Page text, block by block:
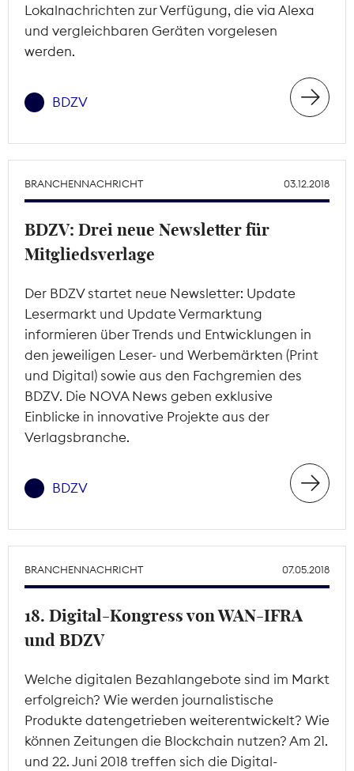
Lokalnachrichten zur Verfügung, die via Alexa
und vergleichbaren Geräten vorgelesen
werden.
BDZV
BRANCHENNACHRICHT 03.12.2018
BDZV: Drei neue Newsletter für
Mitgliedsverlage
Der BDZV startet neue Newsletter: Update
Lesermarkt und Update Vermarktung
informieren über Trends und Entwicklungen in
den jeweiligen Leser- und Werbemärkten (Print
und Digital) sowie aus den Fachgremien des
BDZV. Die NOVA News geben exklusive
Einblicke in innovative Projekte aus der
Verlagsbranche.
BDZV
BRANCHENNACHRICHT 07.05.2018
18. Digital-Kongress von WAN-IFRA
und BDZV
Welche digitalen Bezahlangebote sind im Markt
erfolgreich? Wie werden journalistische
Produkte datengetrieben weiterentwickelt? Wie
können Zeitungen die Blockchain nutzen? Am 21.
und 22. Juni 2018 treffen sich die Digital-